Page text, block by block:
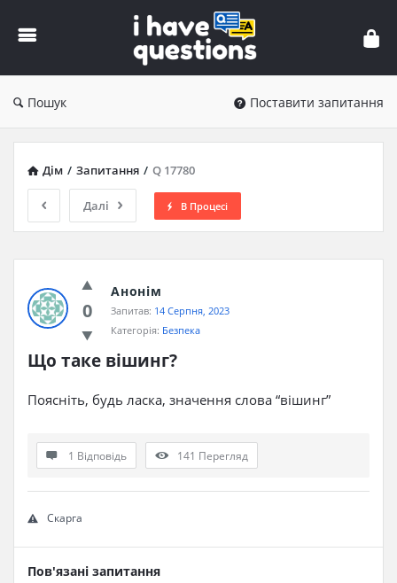
iHaveQuestions
Пошук Поставити запитання
Дім / Запитання / Q 17780
Далі В Процесі
0
Анонім
Запитав: 14 Серпня, 2023
Категорія: Безпека
Що таке вішинг?
Поясніть, будь ласка, значення слова “вішинг”
1 Відповідь 141 Перегляд
Скарга
Пов'язані запитання